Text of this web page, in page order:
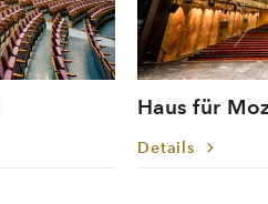
Haus für
Details